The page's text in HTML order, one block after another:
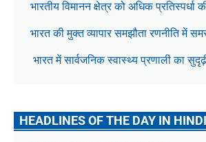
भारतीय विमानन क्षेत्र को अधिक
भारत की मुक्त व्यापार समझौता रणनीति में
भारत में सार्वजनिक स्वास्थ्य प्रणाली का
HEADLINES OF THE DAY IN HINDI